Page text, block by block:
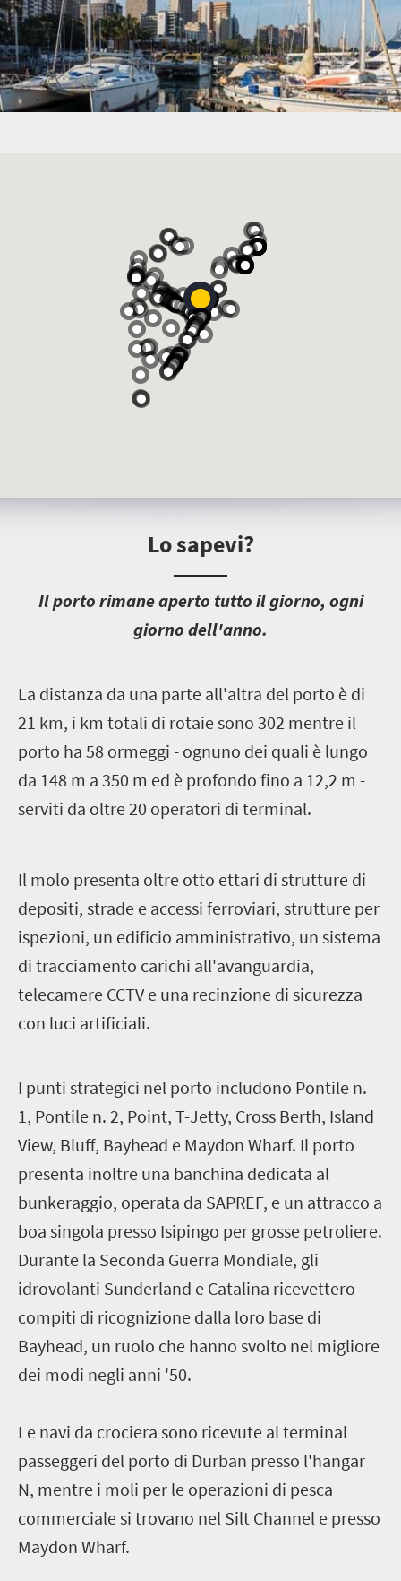
Lo sapevi?
Il porto rimane aperto tutto il giorno, ogni
giorno dell'anno.
L a distanza da una parte all'altra del porto è di
21 km, i km totali di rotaie sono 302 mentre il
porto ha 58 ormeggi - ognuno dei quali è lungo
da 148 m a 350 m ed è profondo fino a 12,2 m -
serviti da oltre 20 operatori di terminal.
Il molo presenta oltre otto ettari di strutture di
depositi, strade e accessi ferroviari, strutture per
ispezioni, un edificio amministrativo, un sistema
di tracciamento carichi all'avanguardia,
telecamere CCTV e una recinzione di sicurezza
con luci artificiali.
I punti strategici nel porto includono Pontile n.
1, Pontile n. 2, Point, T-Jetty, Cross Berth, Island
View, Bluff, Bayhead e Maydon Wharf. Il porto
presenta inoltre una banchina dedicata al
bunkeraggio, operata da SAPREF, e un attracco a
boa singola presso Isipingo per grosse petroliere.
Durante la Seconda Guerra Mondiale, gli
idrovolanti Sunderland e Catalina ricevettero
compiti di ricognizione dalla loro base di
Bayhead, un ruolo che hanno svolto nel migliore
dei modi negli anni '50.
Le navi da crociera sono ricevute al terminal
passeggeri del porto di Durban presso l'hangar
N, mentre i moli per le operazioni di pesca
commerciale si trovano nel Silt Channel e presso
Maydon Wharf.